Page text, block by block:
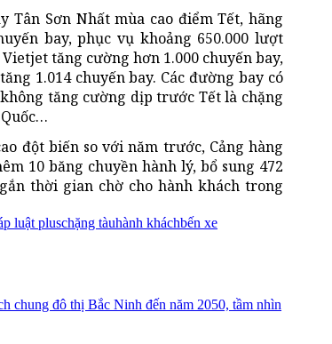
Sơn Nhất mùa cao điểm Tết, hãng
bay, phục vụ khoảng 650.000 lượt
tăng cường hơn 1.000 chuyến bay,
1.014 chuyến bay. Các đường bay có
tăng cường dịp trước Tết là chặng
đột biến so với năm trước, Cảng hàng
10 băng chuyền hành lý, bổ sung 472
thời gian chờ cho hành khách trong
luật pluschặng tàuhành kháchbến xe
chung đô thị Bắc Ninh đến năm 2050, tầm nhìn